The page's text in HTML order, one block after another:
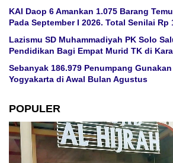
KAI Daop 6 Amankan 1.075 Barang
Pada September I 2026. Total Senilai Rp
Lazismu SD Muhammadiyah PK Solo
Pendidikan Bagi Empat Murid TK di
Sebanyak 186.979 Penumpang
Yogyakarta di Awal Bulan Agustus
POPULER